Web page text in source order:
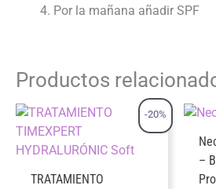
Por la mañana añadir SPF
Productos
-20%
TRATAMIENTO
–